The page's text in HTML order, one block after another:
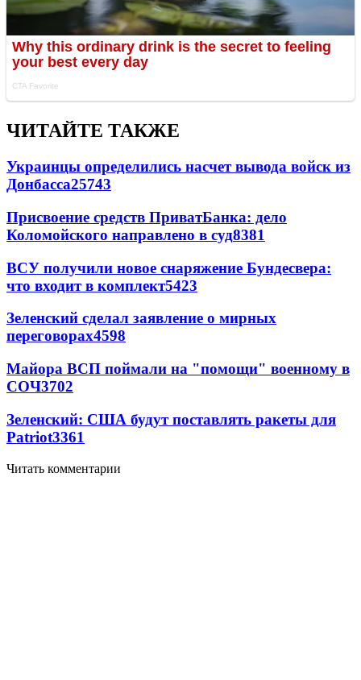
ЧИТАЙТЕ ТАКЖЕ
Украинцы определились насчет вывода войск из
Донбасса25743
Присвоение средств ПриватБанка: дело
Коломойского направлено в суд8381
ВСУ получили новое снаряжение Бундесвера:
что входит в комплект5423
Зеленский сделал заявление о мирных
переговорах4598
Майора ВСП поймали на "помощи" военному в
СОЧ3702
Зеленский: США будут поставлять ракеты для
Patriot3361
Читать комментарии